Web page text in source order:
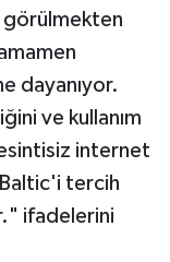
görülmekten
dayanıyor.
ve kullanım
internet
tercih
ifadelerini